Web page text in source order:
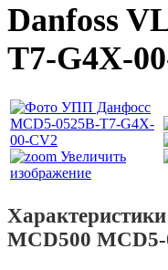
Danfoss
T7-G4X-
Увеличить
изображение
MCD500